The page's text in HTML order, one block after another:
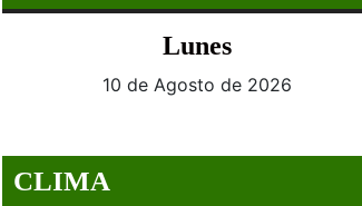
Lunes
10 de Agosto de 2026
CLIMA